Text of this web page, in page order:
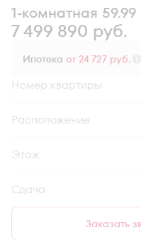
1-комнатная
7 499 890 руб.
Ипотека от 24 727 руб.
Номер квартиры
Секция
Этаж
Сдача
Заказать